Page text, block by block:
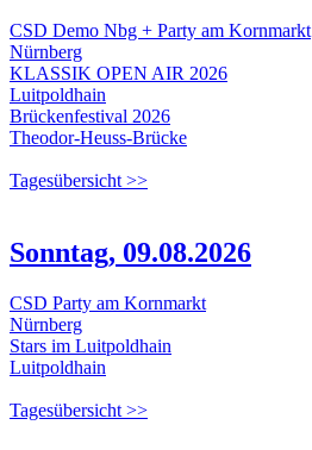
CSD Demo Nbg + Party am Kornmarkt
Nürnberg
KLASSIK OPEN AIR 2026
Luitpoldhain
Brückenfestival 2026
Theodor-Heuss-Brücke
Tagesübersicht >>
Sonntag, 09.08.2026
CSD Party am Kornmarkt
Nürnberg
Stars im Luitpoldhain
Luitpoldhain
Tagesübersicht >>